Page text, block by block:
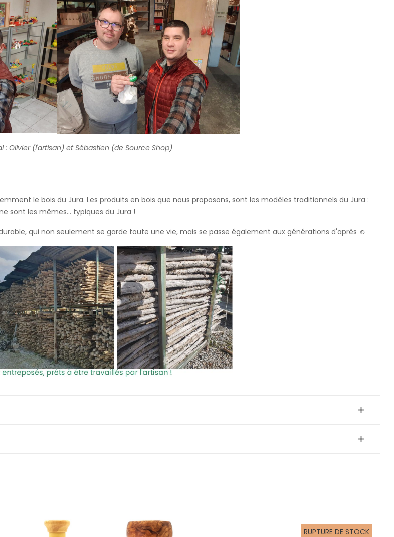
: Olivier (l'artisan) et Sébastien (de Source Shop)
le bois du Jura. Les produits en bois que nous proposons, sont les modèles traditionnels du Jura :
sont les mêmes... typiques du Jura !
qui non seulement se garde toute une vie, mais se passe également aux générations d'après ☺️
RUPTURE DE STOCK